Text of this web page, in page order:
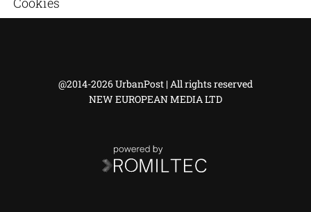
@2014-2026 UrbanPost | All rights reserved
NEW EUROPEAN MEDIA LTD